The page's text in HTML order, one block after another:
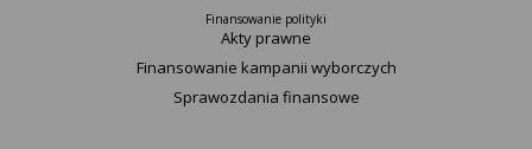
Finansowanie polityki
Akty prawne
Finansowanie kampanii wyborczych
Sprawozdania finansowe